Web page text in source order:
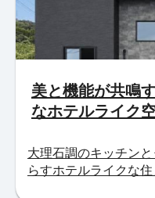
美と機能が共鳴
なホテルライク
大理石調のキッチン
らすホテルライクな住